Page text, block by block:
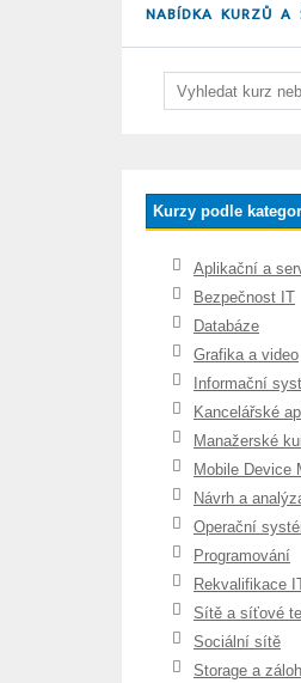
NABÍDKA KURZŮ A
Kurzy podle
Aplikační a
Bezpečnost IT
Databáze
Grafika a video
Informační
Kancelářské
Manažerské
Mobile Device
Návrh a
Operační
Programování
Rekvalifikace
Sítě a síťové
Sociální sítě
Storage a